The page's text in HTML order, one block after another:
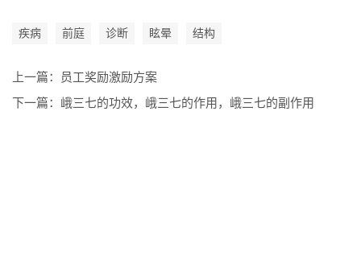
疾病 前庭 诊断 眩晕 结构
上一篇：
员工奖励激励方案
下一篇： 峨三七的功效，峨三七的作用，峨三七的副作用